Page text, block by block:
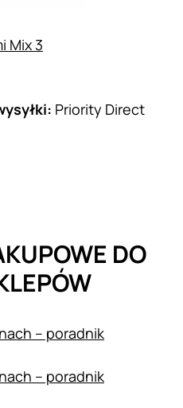
Mix 3
Priority Direct
DO
– poradnik
– poradnik